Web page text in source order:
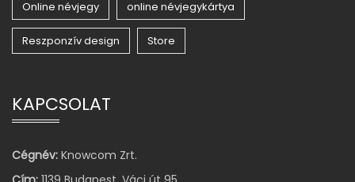
Online névjegy online névjegykártya
Reszponzív design Store
KAPCSOLAT
Cégnév: Knowcom Zrt.